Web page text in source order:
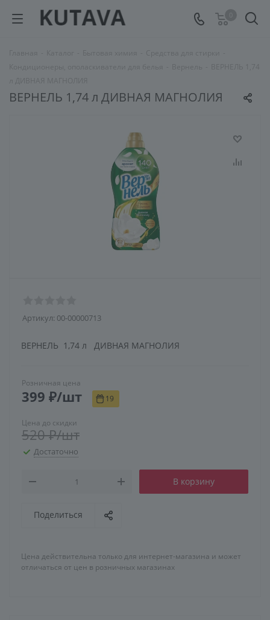
ВЕРНЕЛЬ 1,74 л ДИВНАЯ МАГНОЛИЯ
Артикул: 00-00000713
ВЕРНЕЛЬ 1,74 л ДИВНАЯ МАГНОЛИЯ
Розничная цена
399 ₽/шт 19
Цена до скидки
520₽/шт
Достаточно
В корзину
Поделиться
Цена действительна только для интернет-магазина и может
отличаться от цен в розничных магазинах